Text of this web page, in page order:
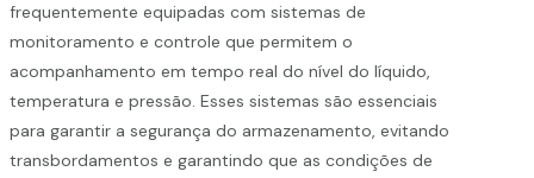
frequentemente equipadas com sistemas de
monitoramento e controle que permitem o
acompanhamento em tempo real do nível do líquido,
temperatura e pressão. Esses sistemas são essenciais
para garantir a segurança do armazenamento, evitando
transbordamentos e garantindo que as condições de